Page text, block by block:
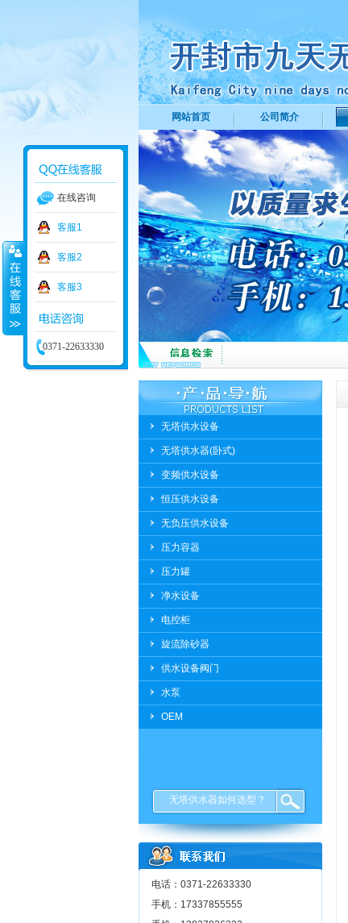
网站首页 公司简介
无塔供水设备
无塔供水器(卧式)
变频供水设备
恒压供水设备
无负压供水设备
压力容器
压力罐
净水设备
电控柜
旋流除砂器
供水设备阀门
水泵
OEM
无塔供水器如何选型？
电话：0371-22633330
手机：17337855555
在线咨询
客服1
客服2
客服3
0371-22633330